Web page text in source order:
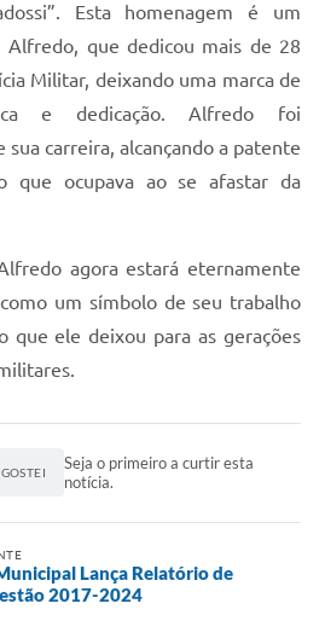
Esta homenagem é um
que dedicou mais de 28
Militar, deixando uma marca de
e dedicação. Alfredo foi
carreira, alcançando a patente
que ocupava ao se afastar da
agora estará eternamente
um símbolo de seu trabalho
que ele deixou para as gerações
Seja o primeiro a curtir esta
notícia.
Lança Relatório de
2017-2024